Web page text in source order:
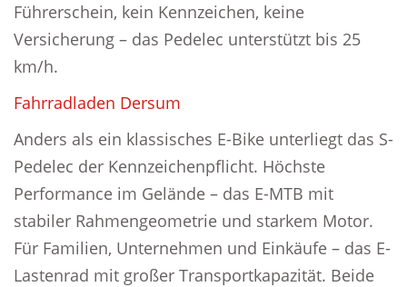
Führerschein, kein Kennzeichen, keine
Versicherung – das Pedelec unterstützt bis 25
km/h.
Fahrradladen Dersum
Anders als ein klassisches E-Bike unterliegt das S-
Pedelec der Kennzeichenpflicht. Höchste
Performance im Gelände – das E-MTB mit
stabiler Rahmengeometrie und starkem Motor.
Für Familien, Unternehmen und Einkäufe – das E-
Lastenrad mit großer Transportkapazität. Beide